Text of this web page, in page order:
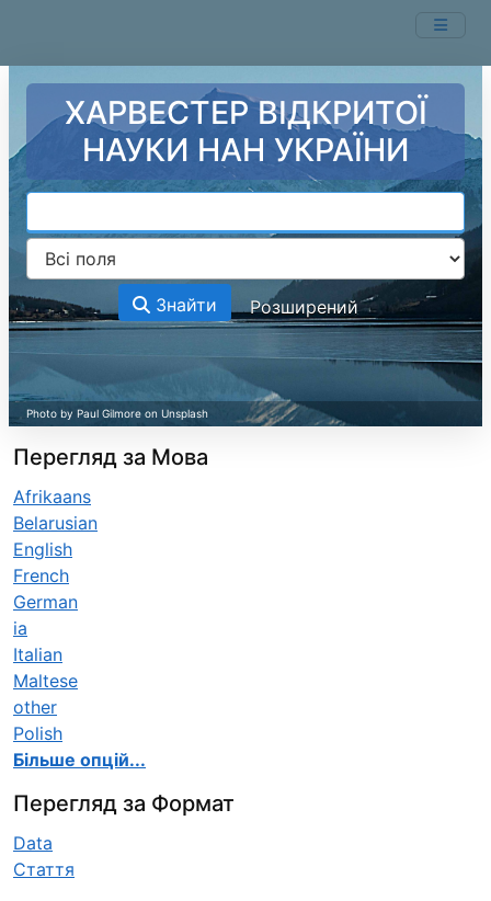
ХАРВЕСТЕР ВІДКРИТОЇ
НАУКИ НАН УКРАЇНИ
Знайти Розширений
Перегляд за Мова
Afrikaans
Belarusian
English
French
German
ia
Italian
Maltese
other
Polish
Більше опцій...
Перегляд за Формат
Data
Стаття